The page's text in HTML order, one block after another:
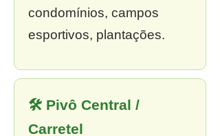
condomínios, campos
esportivos, plantações.
🛠 Pivô Central /
Carretel